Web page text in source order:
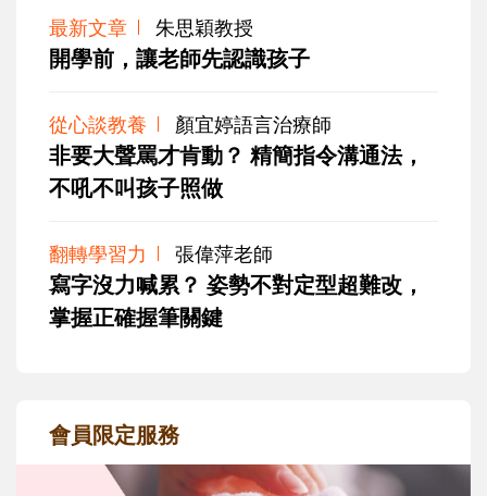
最新文章 朱思穎教授
開學前，讓老師先認識孩子
從心談教養 顏宜婷語言治療師
非要大聲罵才肯動？ 精簡指令溝通法，
不吼不叫孩子照做
翻轉學習力 張偉萍老師
寫字沒力喊累？ 姿勢不對定型超難改，
掌握正確握筆關鍵
會員限定服務